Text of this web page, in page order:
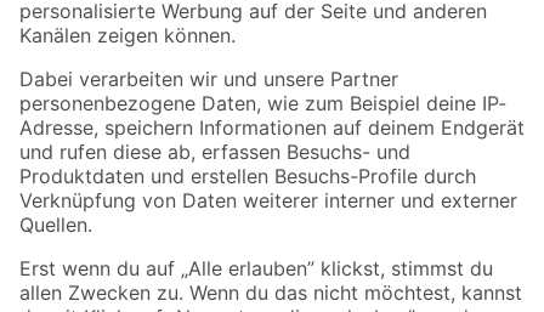
Folge uns
Zahlungsarten Versandarten
Sicher einkaufen